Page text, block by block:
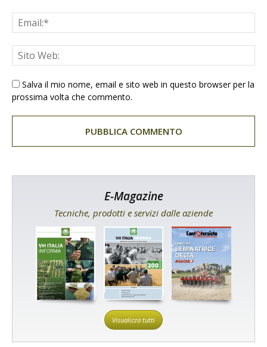
Salva il mio nome, email e sito web in questo browser per la
prossima volta che commento.
E-Magazine
Tecniche, prodotti e servizi dalle aziende
Visualizza tutti